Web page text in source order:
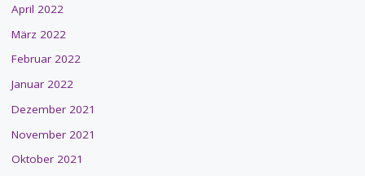
April 2022
März 2022
Februar 2022
Januar 2022
Dezember 2021
November 2021
Oktober 2021